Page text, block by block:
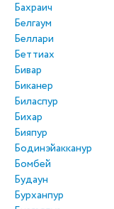
Бахраич
Белгаум
Беллари
Беттиах
Бивар
Биканер
Биласпур
Бихар
Бияпур
Бодинэйакканур
Бомбей
Будаун
Бурханпур